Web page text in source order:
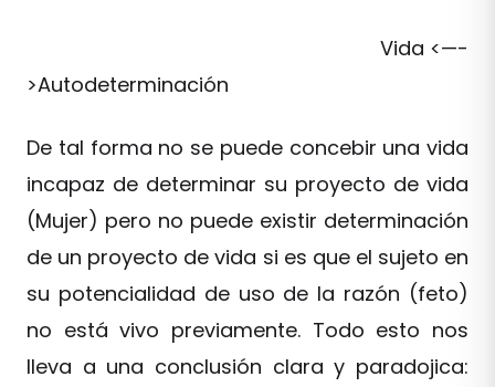
Vida <—-
>Autodeterminación
De tal forma no se puede concebir una vida
incapaz de determinar su proyecto de vida
(Mujer) pero no puede existir determinación
de un proyecto de vida si es que el sujeto en
su potencialidad de uso de la razón (feto)
no está vivo previamente. Todo esto nos
lleva a una conclusión clara y paradojica: